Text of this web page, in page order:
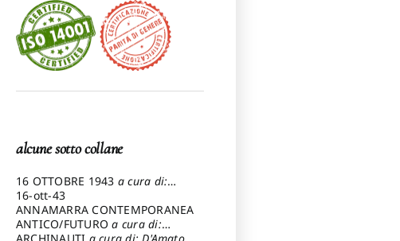
alcune sotto collane
16 OTTOBRE 1943 a cura di:
Pezzetti Marcello
16-ott-43
ANNAMARRA CONTEMPORANEA
ANTICO/FUTUROa cura di: